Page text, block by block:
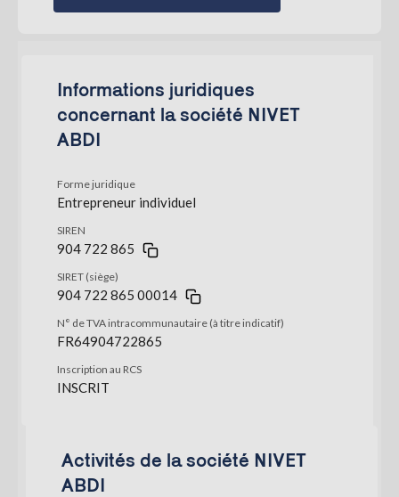
Informations juridiques
concernant la société NIVET
ABDI
Forme juridique
Entrepreneur individuel
SIREN
904 722 865
SIRET (siège)
904 722 865 00014
N° de TVA intracommunautaire (à titre indicatif)
FR64904722865
Inscription au RCS
INSCRIT
Activités de la société NIVET
ABDI